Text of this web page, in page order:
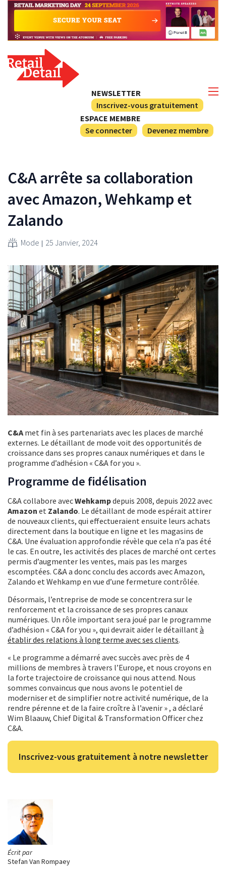
NEWSLETTER
Inscrivez-vous gratuitement
ESPACE MEMBRE
Se connecter
Devenez membre
Écrit par
Stefan Van Rompaey
C&A arrête sa collaboration
avec Amazon, Wehkamp et
Zalando
Mode 25 Janvier, 2024
C&A met fin à ses partenariats avec les places de marché
externes. Le détaillant de mode voit des opportunités de
croissance dans ses propres canaux numériques et dans le
programme d’adhésion « C&A for you ».
Programme de fidélisation
C&A collabore avecWehkampdepuis 2008, depuis 2022 avec
Amazon et Zalando. Le détaillant de mode espérait attirer
de nouveaux clients, qui effectueraient ensuite leurs achats
directement dans la boutique en ligne et les magasins de
C&A. Une évaluation approfondie révèle que cela n’a pas été
le cas. En outre, les activités des places de marché ont certes
permis d’augmenter les ventes, mais pas les marges
escomptées. C&A a donc conclu des accords avec Amazon,
Zalando et Wehkamp en vue d’une fermeture contrôlée.
Désormais, l’entreprise de mode se concentrera sur le
renforcement et la croissance de ses propres canaux
numériques. Un rôle important sera joué par le programme
d’adhésion « C&A for you », qui devrait aider le détaillantà
établir des relations à long terme avec ses clients.
« Le programme a démarré avec succès avec près de 4
millions de membres à travers l’Europe, et nous croyons en
la forte trajectoire de croissance qui nous attend. Nous
sommes convaincus que nous avons le potentiel de
moderniser et de simplifier notre activité numérique, de la
rendre pérenne et de la faire croître à l’avenir » , a déclaré
Wim Blaauw, Chief Digital & Transformation Officer chez
C&A.
Inscrivez-vous gratuitement à notre newsletter